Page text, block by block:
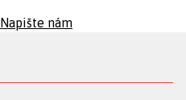
Napište nám